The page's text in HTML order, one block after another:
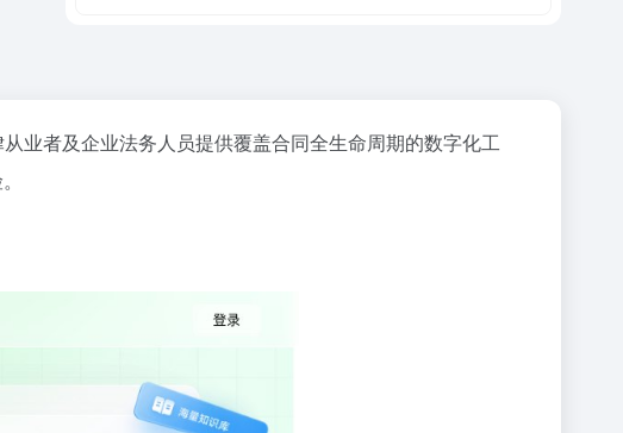
业者及企业法务人员提供覆盖合同全生命周期的数字化工